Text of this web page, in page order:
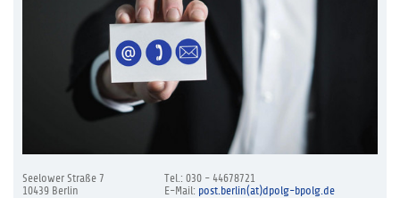
Seelower Straße 7
10439 Berlin
Tel.: 030 - 44678721
E-Mail: post.berlin(at)dpolg-bpolg.de